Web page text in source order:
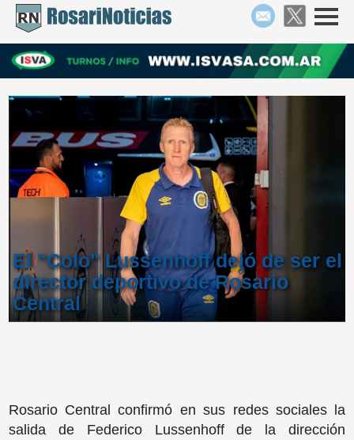
El "Colo" Lussenhoff dejó de ser el
director deportivo de Rosario
Central
Rosario Central confirmó en sus redes sociales la
salida de Federico Lussenhoff de la dirección